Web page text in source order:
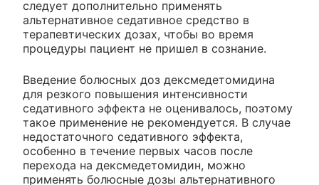
следует дополнительно применять
альтернативное седативное средство в
терапевтических дозах, чтобы во время
процедуры пациент не пришел в сознание.
Введение болюсных доз дексмедетомидина
для резкого повышения интенсивности
седативного эффекта не оценивалось, поэтому
такое применение не рекомендуется. В случае
недостаточного седативного эффекта,
особенно в течение первых часов после
перехода на дексмедетомидин, можно
применять болюсные дозы альтернативного